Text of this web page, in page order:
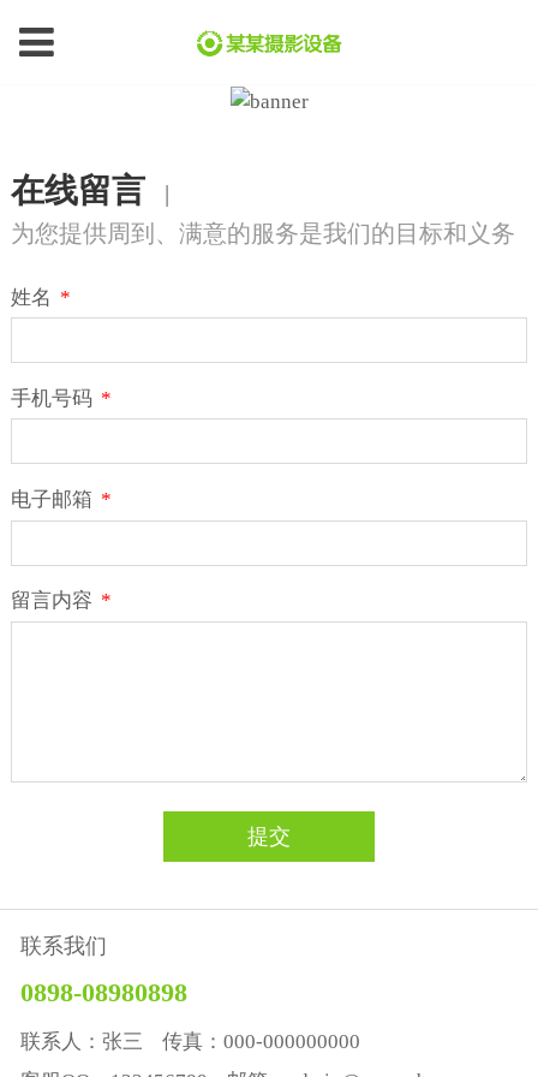
在线留言
|
为您提供周到、满意的服务是我们的目标和义务
姓名 *
手机号码 *
电子邮箱 *
留言内容 *
提交
联系我们
0898-08980898
联系人：张三 传真：000-000000000